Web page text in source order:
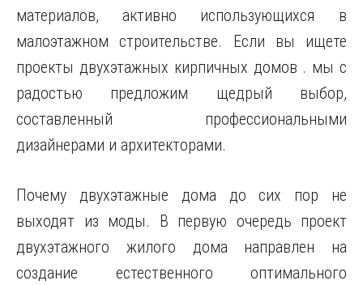
материалов, активно использующихся в
малоэтажном строительстве. Если вы ищете
проекты двухэтажных кирпичных домов . мы с
радостью предложим щедрый выбор,
составленный профессиональными
дизайнерами и архитекторами.
Почему двухэтажные дома до сих пор не
выходят из моды. В первую очередь проект
двухэтажного жилого дома направлен на
создание естественного оптимального